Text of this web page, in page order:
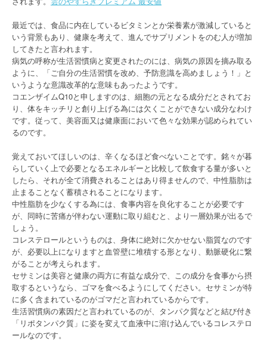
最近では、食品に内在しているビタミンとか栄養素が激減していると
いう背景もあり、健康を考えて、進んでサプリメントをのむ人が増加
してきたと言われます。
病気の呼称が生活習慣病と変更されたのには、病気の原因を摘み取る
ように、「ご自分の生活習慣を改め、予防意識を高めましょう！」と
いうような意識改革的な意味もあったようです。
コエンザイムQ10と申しますのは、細胞の元となる成分だとされてお
り、体をキッチリと創り上げる為には欠くことができない成分なわけ
です。従って、美容面又は健康面において色々な効果が認められてい
るのです。
覚えておいてほしいのは、辛くなるほど食べないことです。銘々が暮
らしていく上で必要となるエネルギーと比較して飲食する量が多いと
したら、それが全て消費されることはあり得ませんので、中性脂肪は
止まることなく蓄積されることになります。
中性脂肪を少なくする為には、食事内容を良化することが必要です
が、同時に苦痛が伴わない運動に取り組むと、より一層効果が出るで
しょう。
コレステロールというものは、身体に絶対に欠かせない脂質なのです
が、必要以上になりますと血管壁に堆積する形となり、動脈硬化に繋
がることが考えられます。
セサミンは美容と健康の両方に有益な成分で、この成分を食事から摂
取するというなら、ゴマを食べるようにしてください。セサミンが特
に多く含まれているのがゴマだと言われているからです。
生活習慣病の素因だと言われているのが、タンパク質などと結び付き
「リポタンパク質」に姿を変えて血液中に溶け込んでいるコレステロ
ールなのです。